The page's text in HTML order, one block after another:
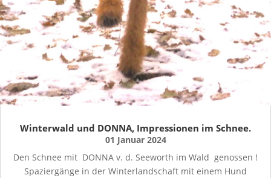
Winterwald und DONNA, Impressionen im Schnee.
01 Januar 2024
Den Schnee mit DONNA v. d. Seeworth im Wald genossen !
Spaziergänge in der Winterlandschaft mit einem Hund